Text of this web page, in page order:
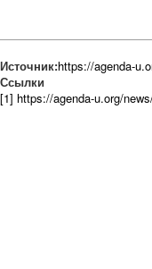
Источник:https://agenda-
Ссылки
[1] https://agenda-u.org/